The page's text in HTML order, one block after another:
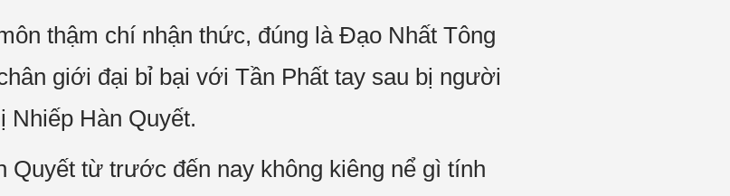
thậm chí nhận thức, đúng là Đạo Nhất Tông
giới đại bỉ bại với Tần Phất tay sau bị người
Nhiếp Hàn Quyết.
Quyết từ trước đến nay không kiêng nể gì tính